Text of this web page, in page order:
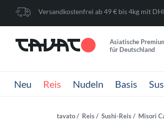
Versandkostenfrei ab 49 € bis 4kg mit
Asiatische
für Deutschland
Neu Reis Nudeln Basis
tavato Reis Sushi-Reis Misori